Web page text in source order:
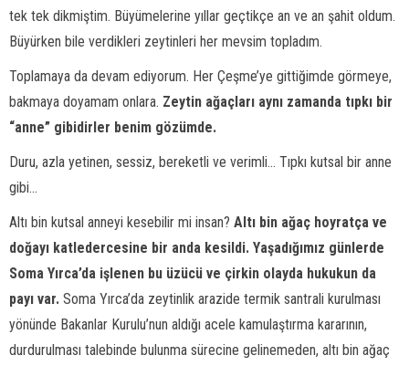
tek tek dikmiştim. Büyümelerine yıllar geçtikçe an ve an şahit oldum.
Büyürken bile verdikleri zeytinleri her mevsim topladım.
Toplamaya da devam ediyorum. Her Çeşme’ye gittiğimde görmeye,
bakmaya doyamam onlara. Zeytin ağaçları aynı zamanda tıpkı bir
“anne” gibidirler benim gözümde.
Duru, azla yetinen, sessiz, bereketli ve verimli... Tıpkı kutsal bir anne
gibi...
Altı bin kutsal anneyi kesebilir mi insan? Altı bin ağaç hoyratça ve
doğayı katledercesine bir anda kesildi. Yaşadığımız günlerde
Soma Yırca’da işlenen bu üzücü ve çirkin olayda hukukun da
payı var. Soma Yırca’da zeytinlik arazide termik santrali kurulması
yönünde Bakanlar Kurulu’nun aldığı acele kamulaştırma kararının,
durdurulması talebinde bulunma sürecine gelinemeden, altı bin ağaç